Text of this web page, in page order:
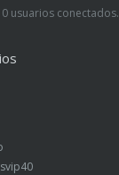
usuarios conectados.